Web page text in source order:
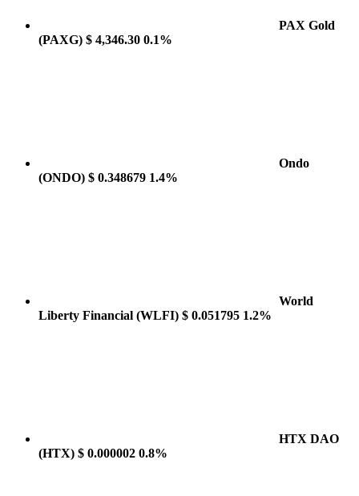
PAX Gold
(PAXG) $ 4,346.30 0.1%
Ondo
(ONDO) $ 0.348679 1.4%
World
Liberty Financial (WLFI) $ 0.051795 1.2%
HTX DAO
(HTX) $ 0.000002 0.8%